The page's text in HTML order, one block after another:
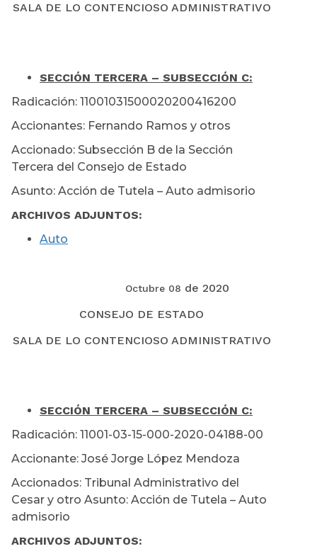
SALA DE LO CONTENCIOSO ADMINISTRATIVO
SECCIÓN TERCERA – SUBSECCIÓN C:
Radicación: 11001031500020200416200
Accionantes: Fernando Ramos y otros
Accionado: Subsección B de la Sección
Tercera del Consejo de Estado
Asunto: Acción de Tutela – Auto admisorio
ARCHIVOS ADJUNTOS:
Auto
Octubre 08 de 2020
CONSEJO DE ESTADO
SALA DE LO CONTENCIOSO ADMINISTRATIVO
SECCIÓN TERCERA – SUBSECCIÓN C:
Radicación: 11001-03-15-000-2020-04188-00
Accionante: José Jorge López Mendoza
Accionados: Tribunal Administrativo del
Cesar y otro Asunto: Acción de Tutela – Auto
admisorio
ARCHIVOS ADJUNTOS: